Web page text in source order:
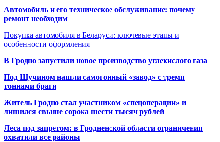
Автомобиль и его техническое обслуживание: почему
ремонт необходим
Покупка автомобиля в Беларуси: ключевые этапы и
особенности оформления
В Гродно запустили новое производство углекислого газа
Под Щучином нашли самогонный «завод» с тремя
тоннами браги
Житель Гродно стал участником «спецоперации» и
лишился свыше сорока шести тысяч рублей
Леса под запретом: в Гродненской области ограничения
охватили все районы